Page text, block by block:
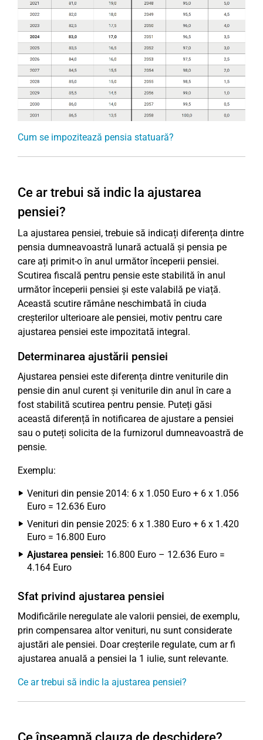
Cum se impozitează pensia statuară?
Ce ar trebui să indic la ajustarea
pensiei?
La ajustarea pensiei, trebuie să indicați diferența dintre
pensia dumneavoastră lunară actuală și pensia pe
care ați primit-o în anul următor începerii pensiei.
Scutirea fiscală pentru pensie este stabilită în anul
următor începerii pensiei și este valabilă pe viață.
Această scutire rămâne neschimbată în ciuda
creșterilor ulterioare ale pensiei, motiv pentru care
ajustarea pensiei este impozitată integral.
Determinarea ajustării pensiei
Ajustarea pensiei este diferența dintre veniturile din
pensie din anul curent și veniturile din anul în care a
fost stabilită scutirea pentru pensie. Puteți găsi
această diferență în notificarea de ajustare a pensiei
sau o puteți solicita de la furnizorul dumneavoastră de
pensie.
Exemplu:
Venituri din pensie 2014: 6 x 1.050 Euro + 6 x 1.056
Euro = 12.636 Euro
Venituri din pensie 2025: 6 x 1.380 Euro + 6 x 1.420
Euro = 16.800 Euro
Ajustarea pensiei: 16.800 Euro – 12.636 Euro =
4.164 Euro
Sfat privind ajustarea pensiei
Modificările neregulate ale valorii pensiei, de exemplu,
prin compensarea altor venituri, nu sunt considerate
ajustări ale pensiei. Doar creșterile regulate, cum ar fi
ajustarea anuală a pensiei la 1 iulie, sunt relevante.
Ce ar trebui să indic la ajustarea pensiei?